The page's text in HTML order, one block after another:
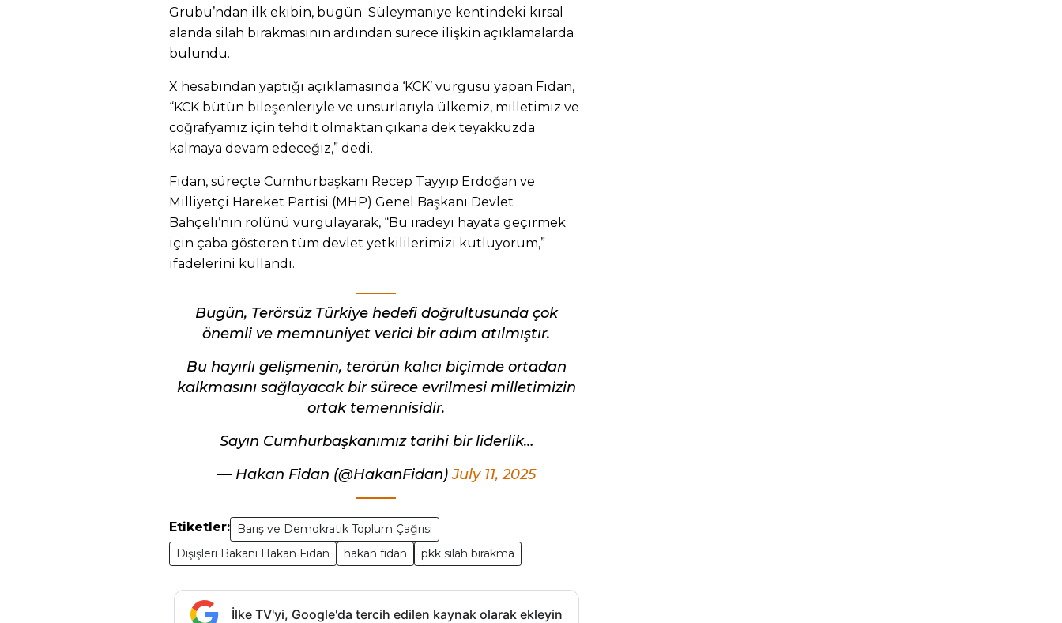
Grubu’ndan ilk ekibin, bugün Süleymaniye kentindeki kırsal
alanda silah bırakmasının ardından sürece ilişkin açıklamalarda
bulundu.
X hesabından yaptığı açıklamasında ‘KCK’ vurgusu yapan Fidan,
“KCK bütün bileşenleriyle ve unsurlarıyla ülkemiz, milletimiz ve
coğrafyamız için tehdit olmaktan çıkana dek teyakkuzda
kalmaya devam edeceğiz,” dedi.
Fidan, süreçte Cumhurbaşkanı Recep Tayyip Erdoğan ve
Milliyetçi Hareket Partisi (MHP) Genel Başkanı Devlet
Bahçeli’nin rolünü vurgulayarak, “Bu iradeyi hayata geçirmek
için çaba gösteren tüm devlet yetkililerimizi kutluyorum,”
ifadelerini kullandı.
Bugün, Terörsüz Türkiye hedefi doğrultusunda çok
önemli ve memnuniyet verici bir adım atılmıştır.
Bu hayırlı gelişmenin, terörün kalıcı biçimde ortadan
kalkmasını sağlayacak bir sürece evrilmesi milletimizin
ortak temennisidir.
Sayın Cumhurbaşkanımız tarihi bir liderlik…
— Hakan Fidan (@HakanFidan)July 11, 2025
Etiketler:
Barış ve Demokratik Toplum Çağrısı
Dışişleri Bakanı Hakan Fidan
hakan fidan pkk silah bırakma
İlke TV'yi, Google'da tercih edilen kaynak olarak ekleyin